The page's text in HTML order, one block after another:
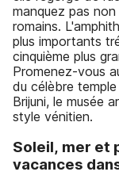
manquez pas
romains.
plus importants
cinquième plus
Promenez-vous
du célèbre
Brijuni, le musée
style vénitien.
Soleil, mer et
vacances